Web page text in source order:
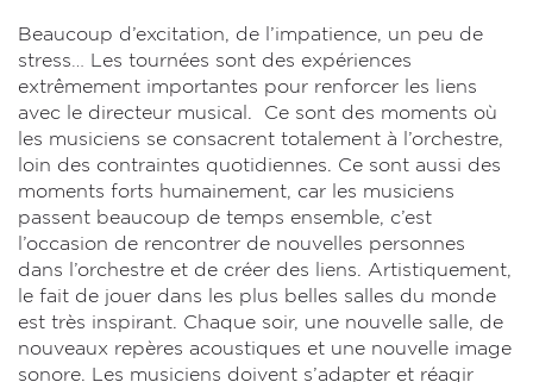
Beaucoup d’excitation, de l’impatience, un peu de
stress… Les tournées sont des expériences
extrêmement importantes pour renforcer les liens
avec le directeur musical. Ce sont des moments où
les musiciens se consacrent totalement à l’orchestre,
loin des contraintes quotidiennes. Ce sont aussi des
moments forts humainement, car les musiciens
passent beaucoup de temps ensemble, c’est
l’occasion de rencontrer de nouvelles personnes
dans l’orchestre et de créer des liens. Artistiquement,
le fait de jouer dans les plus belles salles du monde
est très inspirant. Chaque soir, une nouvelle salle, de
nouveaux repères acoustiques et une nouvelle image
sonore. Les musiciens doivent s’adapter et réagir